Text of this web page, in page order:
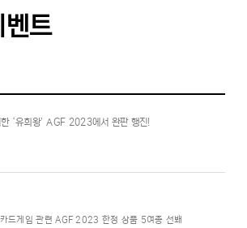
트
‘유희왕’ AGF 2023에서 완판 행진!
드게임 관련 AGF 2023 한정 상품 5여종 선봬